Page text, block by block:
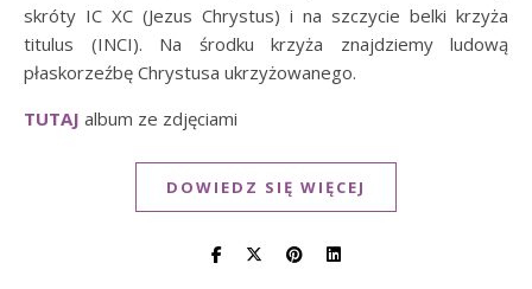
skróty IC XC (Jezus Chrystus) i na szczycie belki krzyża
titulus (INCI). Na środku krzyża znajdziemy ludową
płaskorzeźbę Chrystusa ukrzyżowanego.
TUTAJ album ze zdjęciami
DOWIEDZ SIĘ WIĘCEJ